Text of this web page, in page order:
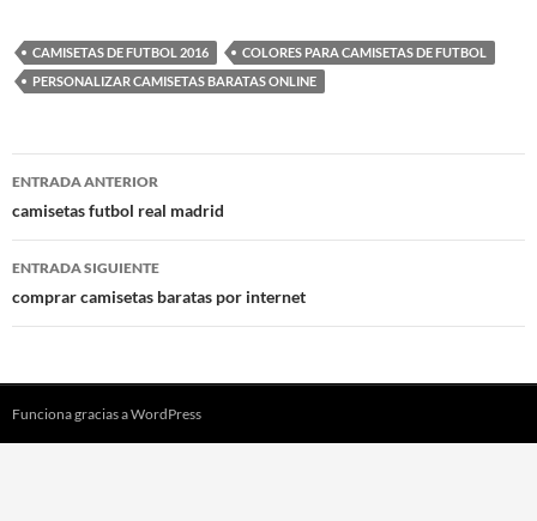
CAMISETAS DE FUTBOL 2016
COLORES PARA CAMISETAS DE FUTBOL
PERSONALIZAR CAMISETAS BARATAS ONLINE
Navegación
de
entradas
ENTRADA ANTERIOR
camisetas futbol real madrid
ENTRADA SIGUIENTE
comprar camisetas baratas por internet
Funciona gracias a WordPress